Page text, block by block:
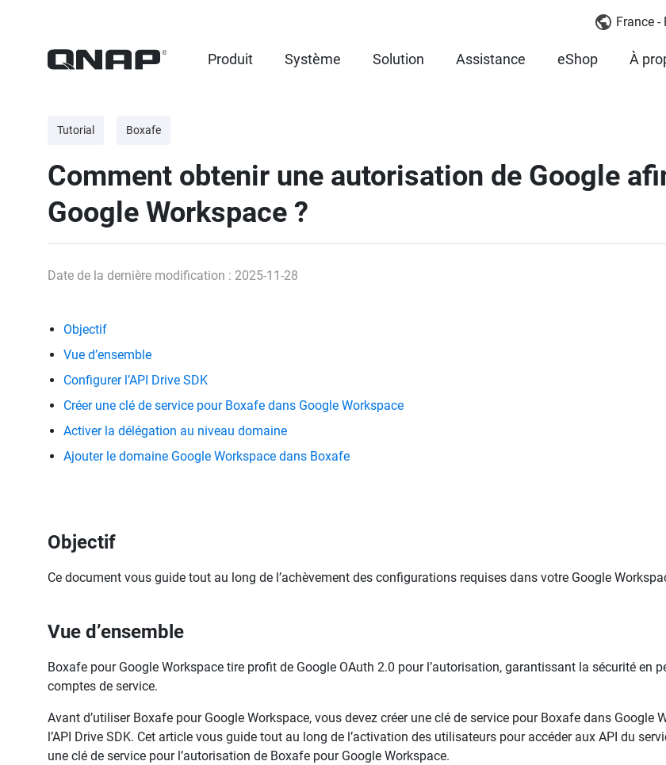
France -
Produit Système Solution Assistance eShop À
Tutorial Boxafe
Comment obtenir une autorisation de Google
Google Workspace ?
Date de la dernière modification : 2025-11-28
Objectif
Vue d’ensemble
Configurer l’API Drive SDK
Créer une clé de service pour Boxafe dans Google Workspace
Activer la délégation au niveau domaine
Ajouter le domaine Google Workspace dans Boxafe
Objectif
Ce document vous guide tout au long de l’achèvement des configurations requises dans votre Google
Vue d’ensemble
Boxafe pour Google Workspace tire profit de Google OAuth 2.0 pour l’autorisation, garantissant la sécurité en
comptes de service.
Avant d’utiliser Boxafe pour Google Workspace, vous devez créer une clé de service pour Boxafe dans
l’API Drive SDK. Cet article vous guide tout au long de l’activation des utilisateurs pour accéder aux API du
une clé de service pour l’autorisation de Boxafe pour Google Workspace.